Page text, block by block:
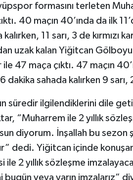
formasını terleten
40 maçın 40’ında da ilk
11 sarı, 3 de kırmızı
uzak kalan Yiğitcan Gölboyu
47 maça çıktı. 47 maçın
sahada kalırken 9 sarı,
süredir ilgilendiklerini dile
“Muharrem ile 2 yıllık
diyorum. İnşallah bu
dedi. Yiğitcan içinde
ile 2 yıllık sözleşme
bugün veya yarın imzalarız”